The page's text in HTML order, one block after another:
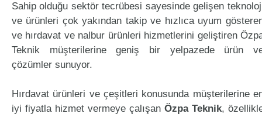
Sahip olduğu sektör tecrübesi sayesinde gelişen
ve ürünleri çok yakından takip ve hızlıca uyum
ve hırdavat ve nalbur ürünleri hizmetlerini geliştiren
Teknik müşterilerine geniş bir yelpazede ürün
çözümler sunuyor.
Hırdavat ürünleri ve çeşitleri konusunda müşterilerine
iyi fiyatla hizmet vermeye çalışan Özpa Teknik,